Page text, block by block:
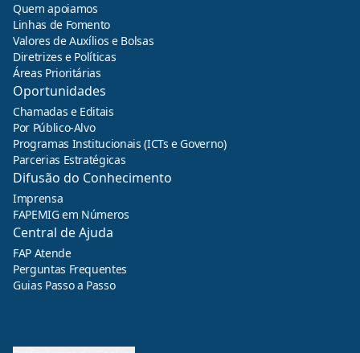
Quem apoiamos
Linhas de Fomento
Valores de Auxílios e Bolsas
Diretrizes e Políticas
Áreas Prioritárias
Oportunidades
Chamadas e Editais
Por Público-Alvo
Programas Institucionais (ICTs e Governo)
Parcerias Estratégicas
Difusão do Conhecimento
Imprensa
FAPEMIG em Números
Central de Ajuda
FAP Atende
Perguntas Frequentes
Guias Passo a Passo